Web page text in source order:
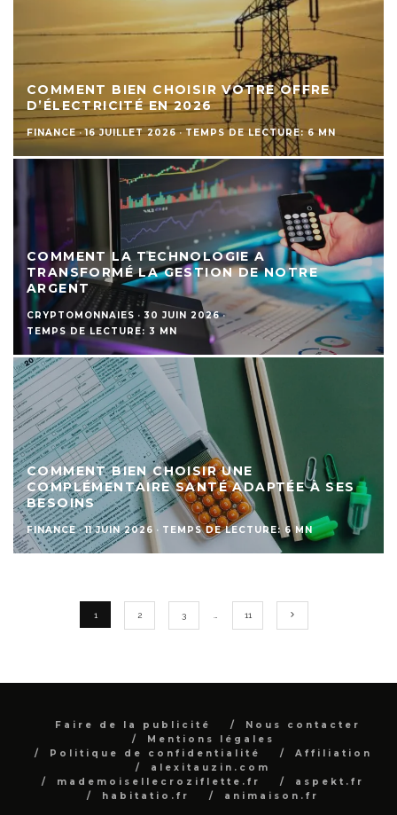
COMMENT BIEN CHOISIR VOTRE OFFRE
D’ÉLECTRICITÉ EN 2026
FINANCE · 16 JUILLET 2026 · TEMPS DE LECTURE: 6 MN
COMMENT LA TECHNOLOGIE A
TRANSFORMÉ LA GESTION DE NOTRE
ARGENT
CRYPTOMONNAIES · 30 JUIN 2026 ·
TEMPS DE LECTURE: 3 MN
COMMENT BIEN CHOISIR UNE
COMPLÉMENTAIRE SANTÉ ADAPTÉE À SES
BESOINS
FINANCE · 11 JUIN 2026 · TEMPS DE LECTURE: 6 MN
1 2 3 11
Faire de la publicité
Nous contacter
Mentions légales
Politique de confidentialité
Affiliation
alexitauzin.com
mademoisellecroziflette.fr
aspekt.fr
habitatio.fr
animaison.fr